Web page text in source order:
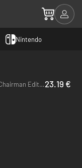
Nintendo
Sintopia - Chairman Edition - PC (Steam) - Europe & US & Canada23.19 €